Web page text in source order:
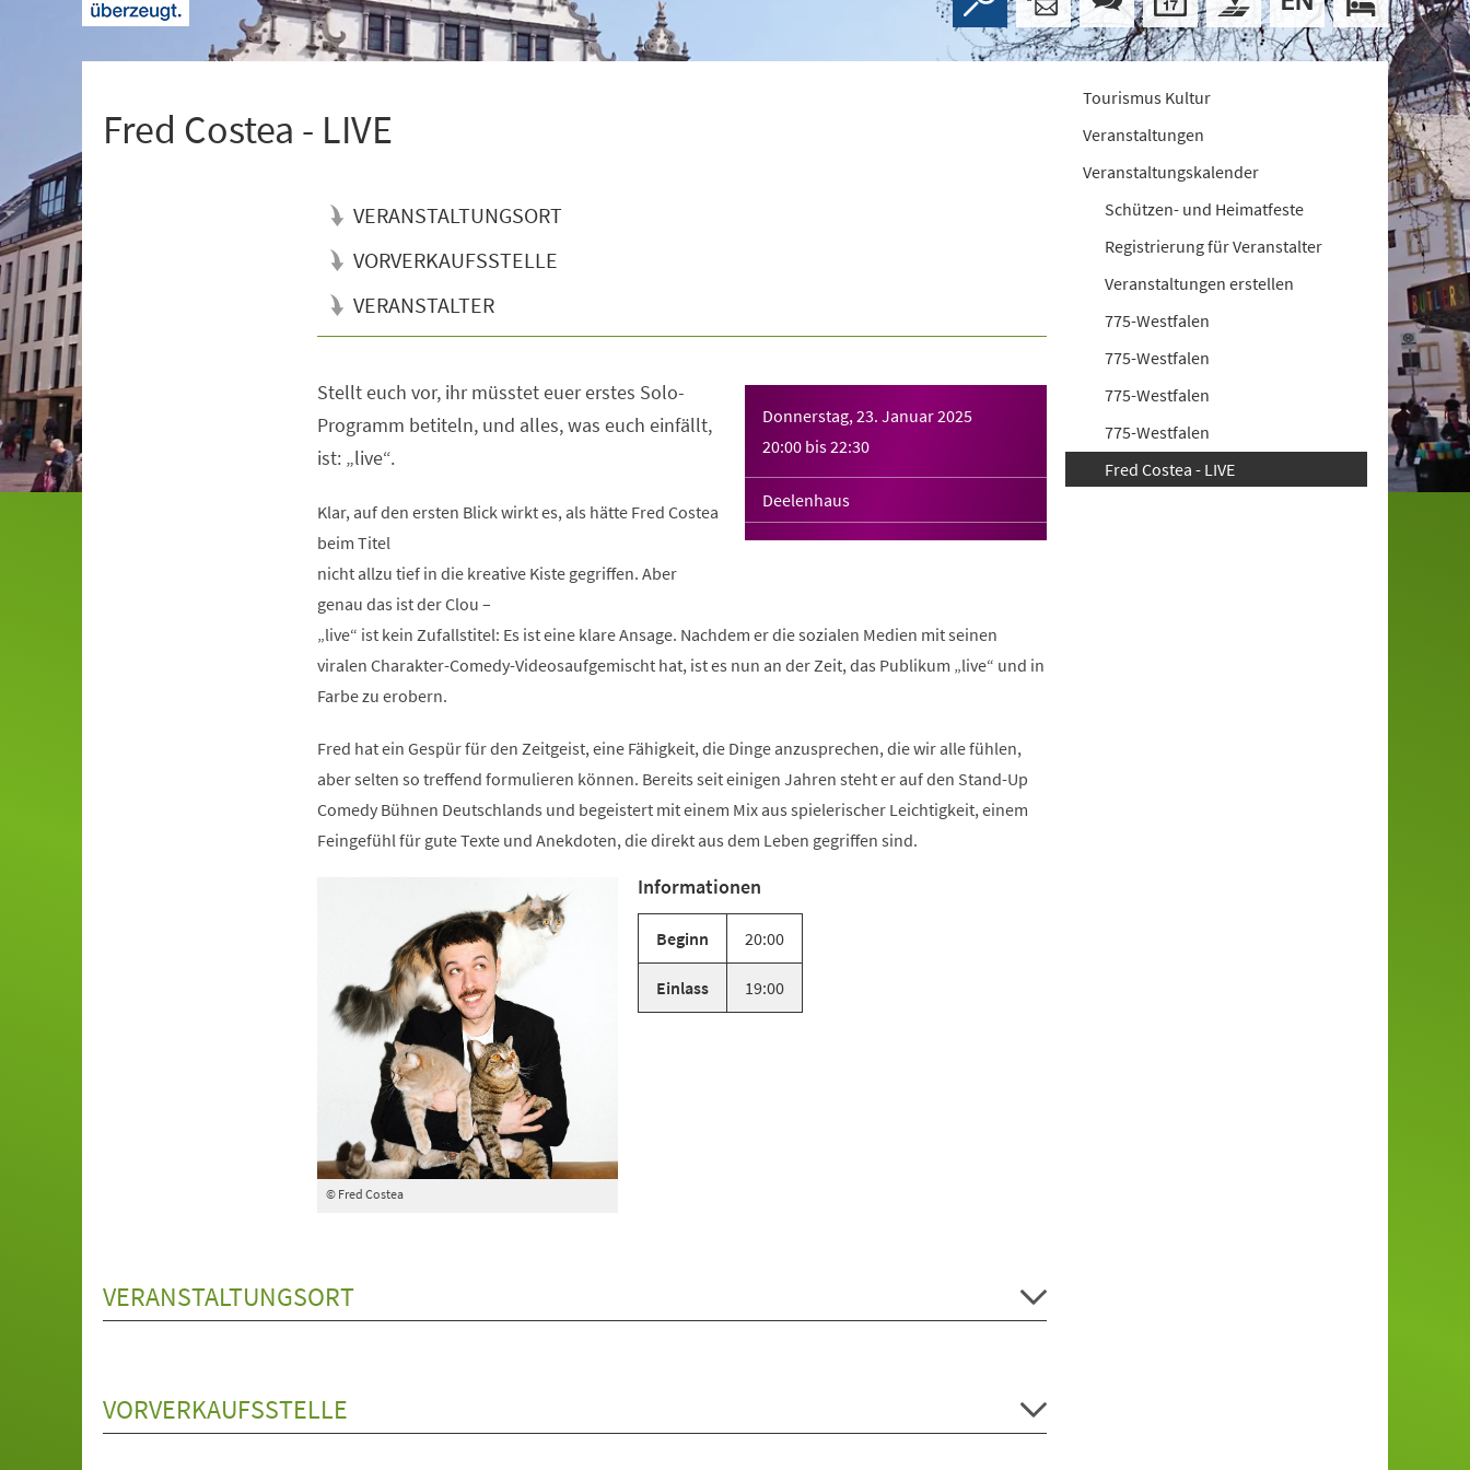
Fred Costea - LIVE
VERANSTALTUNGSORT
VORVERKAUFSSTELLE
VERANSTALTER
Donnerstag, 23. Januar 2025
20:00 bis22:30
Deelenhaus
Stellt euch vor, ihr müsstet euer erstes Solo-
Programm betiteln, und alles, was euch einfällt,
ist: „live“.
Klar, auf den ersten Blick wirkt es, als hätte Fred Costea
beim Titel
nicht allzu tief in die kreative Kiste gegriffen. Aber
genau das ist der Clou –
„live“ ist kein Zufallstitel: Es ist eine klare Ansage. Nachdem er die sozialen Medien mit seinen
viralen Charakter-Comedy-Videosaufgemischt hat, ist es nun an der Zeit, das Publikum „live“ und in
Farbe zu erobern.
Fred hat ein Gespür für den Zeitgeist, eine Fähigkeit, die Dinge anzusprechen, die wir alle fühlen,
aber selten so treffend formulieren können. Bereits seit einigen Jahren steht er auf den Stand-Up
Comedy Bühnen Deutschlands und begeistert mit einem Mix aus spielerischer Leichtigkeit, einem
Feingefühl für gute Texte und Anekdoten, die direkt aus dem Leben gegriffen sind.
© Fred Costea
Informationen
Beginn 20:00
Einlass 19:00
VERANSTALTUNGSORT
VORVERKAUFSSTELLE
Tourismus Kultur
Veranstaltungen
Veranstaltungskalender
Schützen- und Heimatfeste
Registrierung für Veranstalter
Veranstaltungen erstellen
775-Westfalen
775-Westfalen
775-Westfalen
775-Westfalen
Fred Costea - LIVE